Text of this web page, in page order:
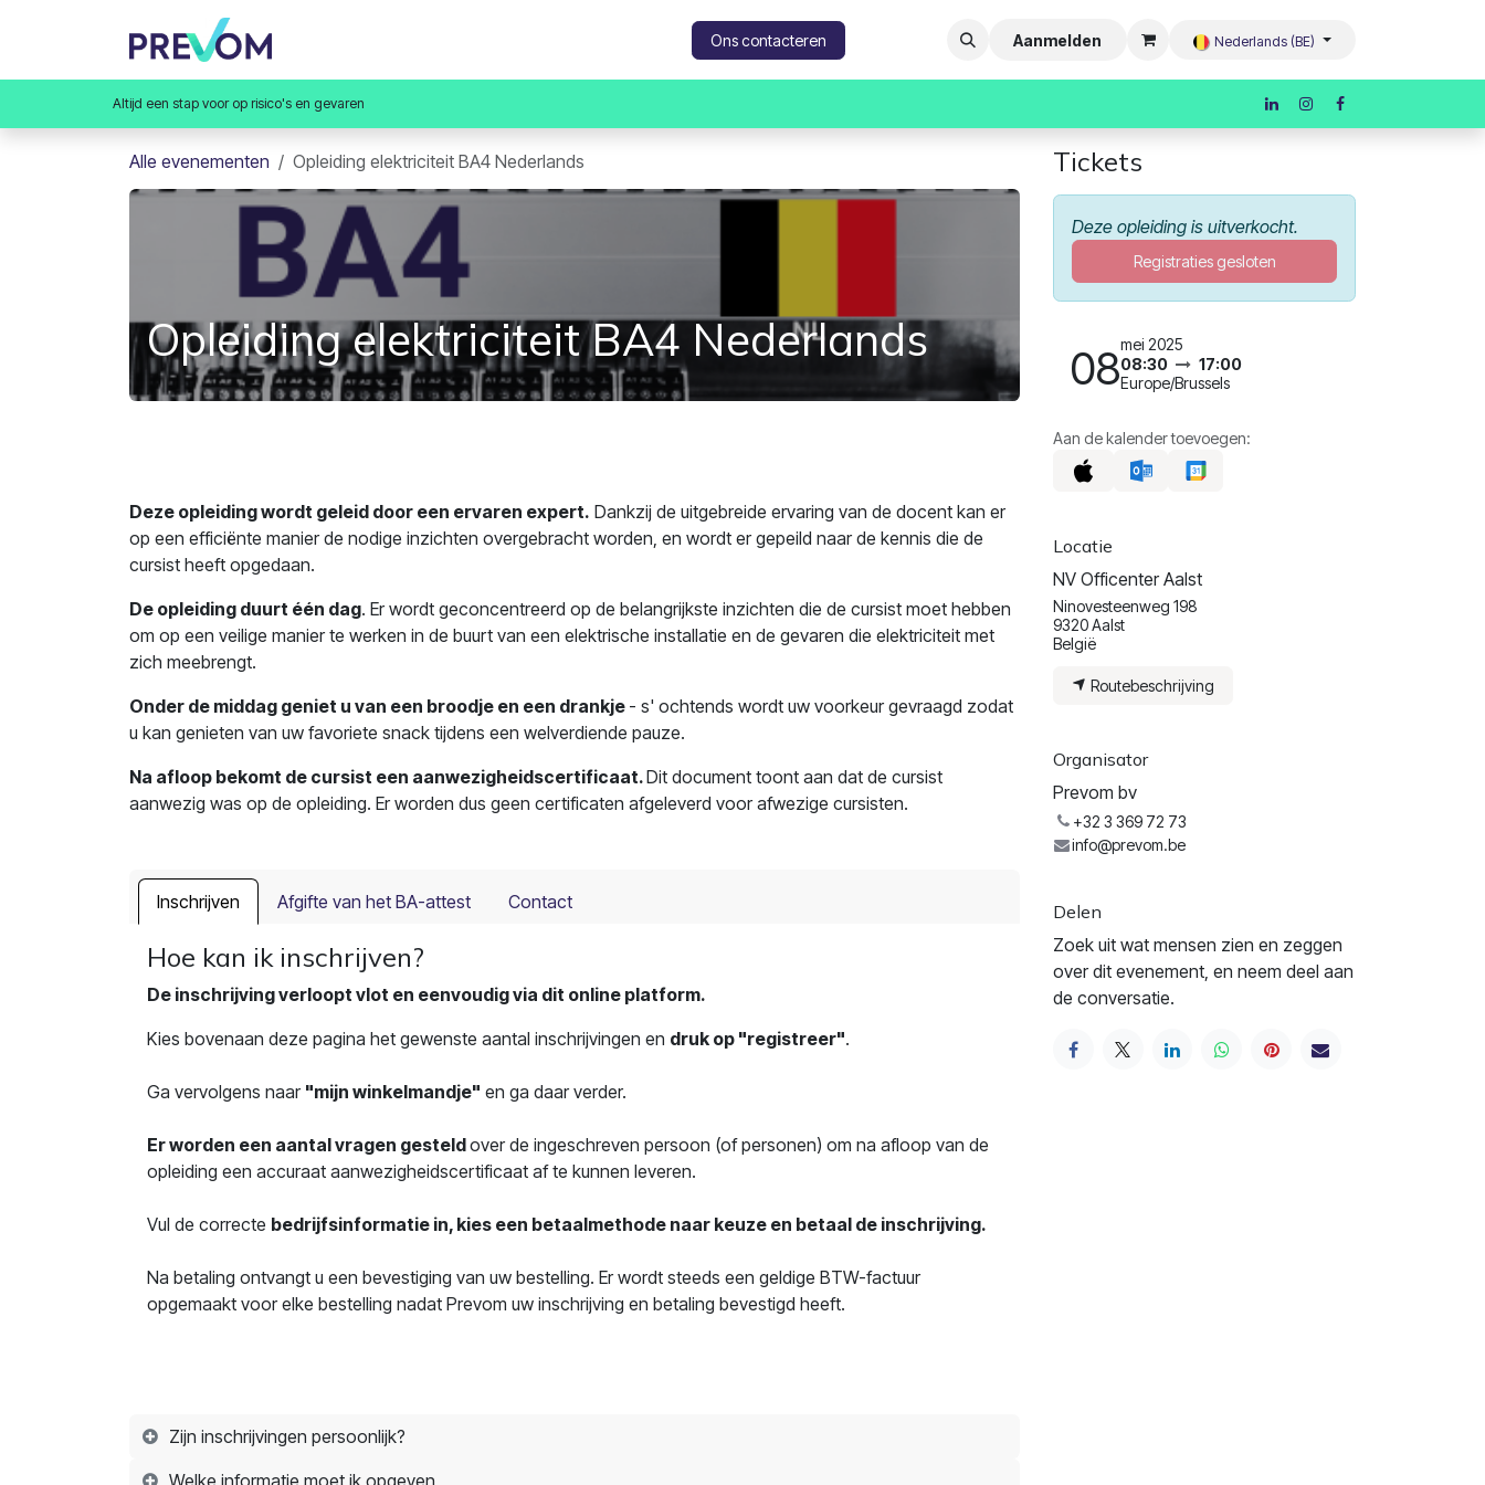
Ons contacteren Aanmelden Nederlands (BE)
Altijd een stap voor op risico's en gevaren
Alle evenementen Opleiding elektriciteit BA4 Nederlands
Opleiding elektriciteit BA4 Nederlands
Deze opleiding wordt geleid door een ervaren expert. Dankzij de uitgebreide ervaring van de docent kan er
op een efficiënte manier de nodige inzichten overgebracht worden, en wordt er gepeild naar de kennis die de
cursist heeft opgedaan.
De opleiding duurt één dag. Er wordt geconcentreerd op de belangrijkste inzichten die de cursist moet hebben
om op een veilige manier te werken in de buurt van een elektrische installatie en de gevaren die elektriciteit met
zich meebrengt.
Onder de middag geniet u van een broodje en een drankje - s' ochtends wordt uw voorkeur gevraagd zodat
u kan genieten van uw favoriete snack tijdens een welverdiende pauze.
Na afloop bekomt de cursist een aanwezigheidscertificaat.Dit document toont aan dat de cursist
aanwezig was op de opleiding. Er worden dus geen certificaten afgeleverd voor afwezige cursisten.
Inschrijven Afgifte van het BA-attest Contact
Hoe kan ik inschrijven?
De inschrijving verloopt vlot en eenvoudig via dit online platform.
Kies bovenaan deze pagina het gewenste aantal inschrijvingen en druk op "registreer".
Ga vervolgens naar "mijn winkelmandje" en ga daar verder.
Er worden een aantal vragen gesteldover de ingeschreven persoon (of personen) om na afloop van de
opleiding een accuraat aanwezigheidscertificaat af te kunnen leveren.
Vul de correcte bedrijfsinformatie in, kies een betaalmethode naar keuze en betaal de inschrijving.
Na betaling ontvangt u een bevestiging van uw bestelling. Er wordt steeds een geldige BTW-factuur
opgemaakt voor elke bestelling nadat Prevom uw inschrijving en betaling bevestigd heeft.
Zijn inschrijvingen persoonlijk?
Welke informatie moet ik opgeven
Tickets
Deze opleiding is uitverkocht.
Registraties gesloten
08mei 2025
08:30
17:00
Europe/Brussels
Aan de kalender toevoegen:
Locatie
NV Officenter Aalst
Ninovesteenweg 198
9320 Aalst
België
Routebeschrijving
Organisator
Prevom bv
+32 3 369 72 73
info@prevom.be
Delen
Zoek uit wat mensen zien en zeggen
over dit evenement, en neem deel aan
de conversatie.